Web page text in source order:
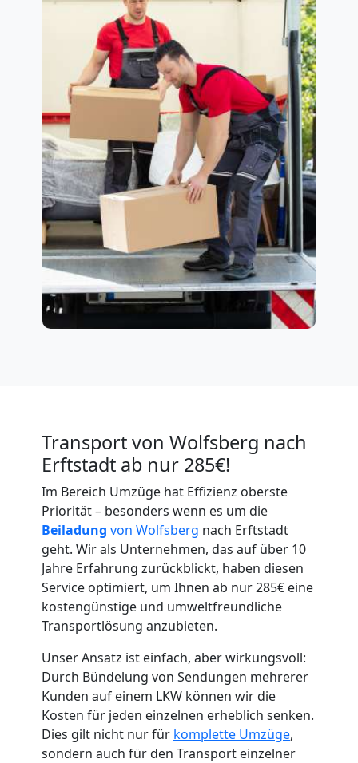
Transport von Wolfsberg nach
Erftstadt ab nur 285€!
Im Bereich Umzüge hat Effizienz oberste
Priorität – besonders wenn es um die
Beiladung von Wolfsberg nach Erftstadt
geht. Wir als Unternehmen, das auf über 10
Jahre Erfahrung zurückblickt, haben diesen
Service optimiert, um Ihnen ab nur 285€ eine
kostengünstige und umweltfreundliche
Transportlösung anzubieten.
Unser Ansatz ist einfach, aber wirkungsvoll:
Durch Bündelung von Sendungen mehrerer
Kunden auf einem LKW können wir die
Kosten für jeden einzelnen erheblich senken.
Dies gilt nicht nur für komplette Umzüge,
sondern auch für den Transport einzelner
Umzugshelfer
Wolfsberg
Möbeltaxi
Wolfsberg
Kleintransport